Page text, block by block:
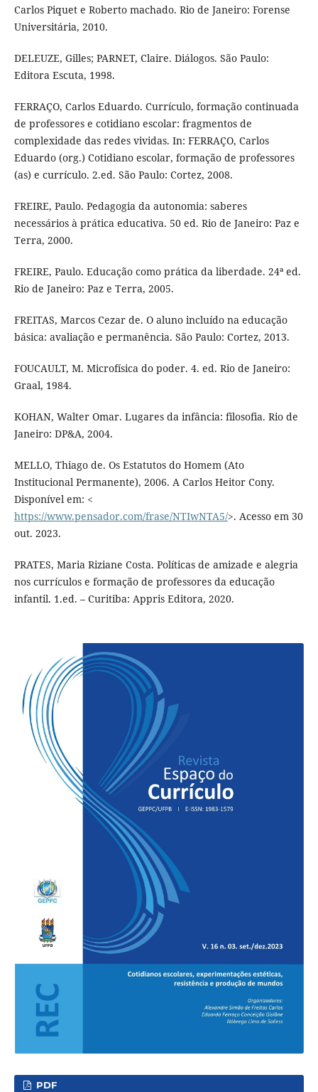
Carlos Piquet e Roberto machado. Rio de Janeiro: Forense
Universitária, 2010.
DELEUZE, Gilles; PARNET, Claire. Diálogos. São Paulo:
Editora Escuta, 1998.
FERRAÇO, Carlos Eduardo. Currículo, formação continuada
de professores e cotidiano escolar: fragmentos de
complexidade das redes vividas. In: FERRAÇO, Carlos
Eduardo (org.) Cotidiano escolar, formação de professores
(as) e currículo. 2.ed. São Paulo: Cortez, 2008.
FREIRE, Paulo. Pedagogia da autonomia: saberes
necessários à prática educativa. 50 ed. Rio de Janeiro: Paz e
Terra, 2000.
FREIRE, Paulo. Educação como prática da liberdade. 24ª ed.
Rio de Janeiro: Paz e Terra, 2005.
FREITAS, Marcos Cezar de. O aluno incluído na educação
básica: avaliação e permanência. São Paulo: Cortez, 2013.
FOUCAULT, M. Microfísica do poder. 4. ed. Rio de Janeiro:
Graal, 1984.
KOHAN, Walter Omar. Lugares da infância: filosofia. Rio de
Janeiro: DP&A, 2004.
MELLO, Thiago de. Os Estatutos do Homem (Ato
Institucional Permanente), 2006. A Carlos Heitor Cony.
Disponível em: <
https://www.pensador.com/frase/NTIwNTA5/>. Acesso em 30
out. 2023.
PRATES, Maria Riziane Costa. Políticas de amizade e alegria
nos currículos e formação de professores da educação
infantil. 1.ed. – Curitiba: Appris Editora, 2020.
PDF